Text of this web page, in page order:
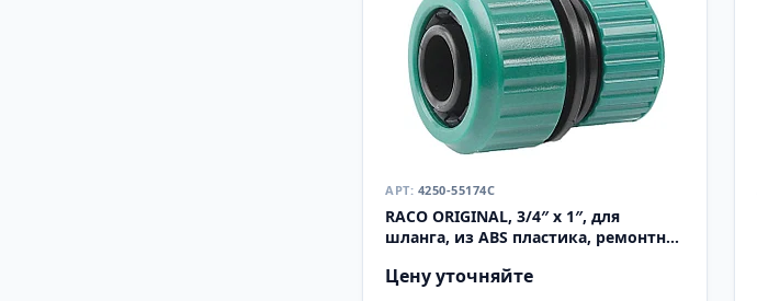
4250-55174C
RACO ORIGINAL, 3/4″ x 1″, для
шланга, из ABS пластика, ремонтная
Цену уточняйте